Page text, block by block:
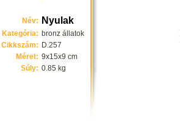
Név: Nyulak
Kategória: bronz állatok
Cikkszám: D.257
Méret: 9x15x9 cm
Súly: 0.85 kg